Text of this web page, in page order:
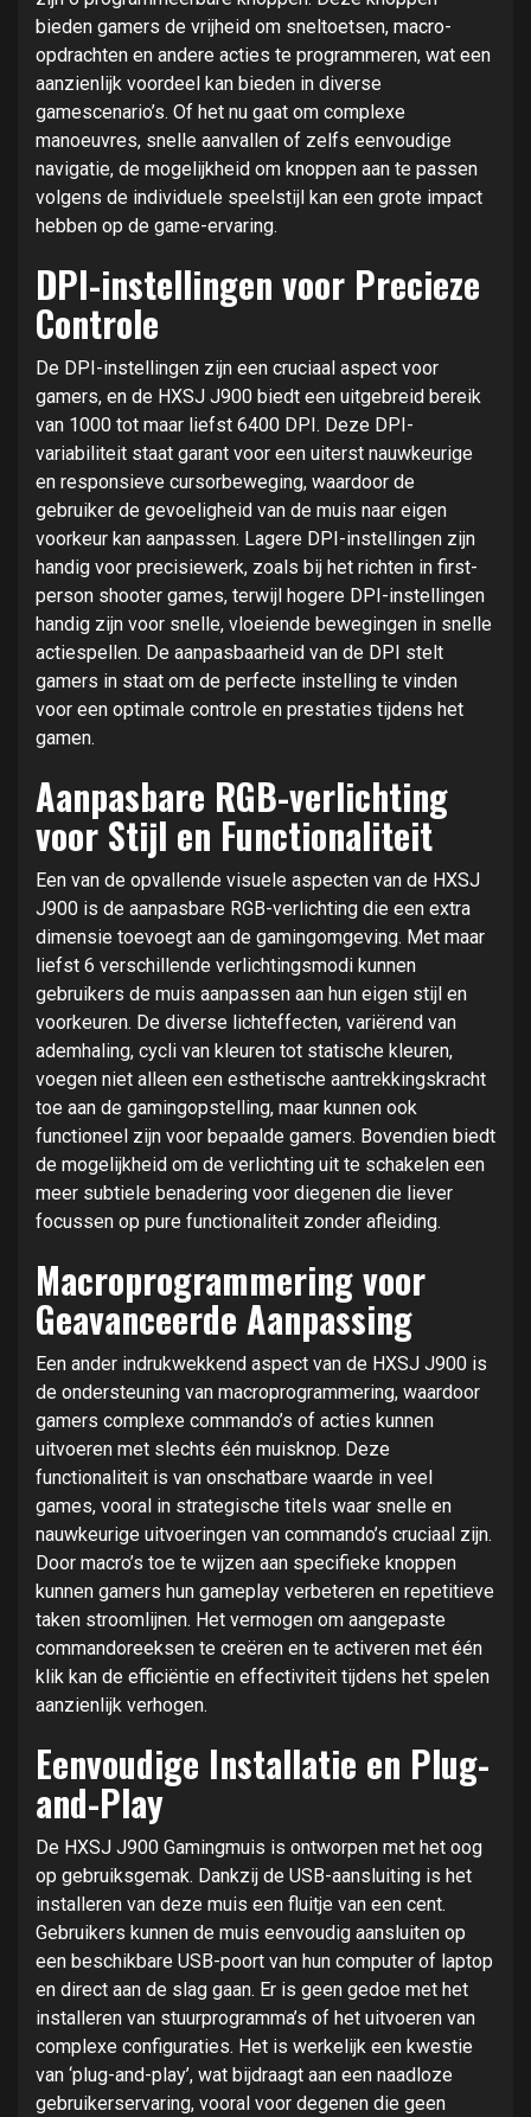
bieden gamers de vrijheid om sneltoetsen, macro-
opdrachten en andere acties te programmeren, wat een
aanzienlijk voordeel kan bieden in diverse
gamescenario’s. Of het nu gaat om complexe
manoeuvres, snelle aanvallen of zelfs eenvoudige
navigatie, de mogelijkheid om knoppen aan te passen
volgens de individuele speelstijl kan een grote impact
hebben op de game-ervaring.
DPI-instellingen voor Precieze
Controle
De DPI-instellingen zijn een cruciaal aspect voor
gamers, en de HXSJ J900 biedt een uitgebreid bereik
van 1000 tot maar liefst 6400 DPI. Deze DPI-
variabiliteit staat garant voor een uiterst nauwkeurige
en responsieve cursorbeweging, waardoor de
gebruiker de gevoeligheid van de muis naar eigen
voorkeur kan aanpassen. Lagere DPI-instellingen zijn
handig voor precisiewerk, zoals bij het richten in first-
person shooter games, terwijl hogere DPI-instellingen
handig zijn voor snelle, vloeiende bewegingen in snelle
actiespellen. De aanpasbaarheid van de DPI stelt
gamers in staat om de perfecte instelling te vinden
voor een optimale controle en prestaties tijdens het
gamen.
Aanpasbare RGB-verlichting
voor Stijl en Functionaliteit
Een van de opvallende visuele aspecten van de HXSJ
J900 is de aanpasbare RGB-verlichting die een extra
dimensie toevoegt aan de gamingomgeving. Met maar
liefst 6 verschillende verlichtingsmodi kunnen
gebruikers de muis aanpassen aan hun eigen stijl en
voorkeuren. De diverse lichteffecten, variërend van
ademhaling, cycli van kleuren tot statische kleuren,
voegen niet alleen een esthetische aantrekkingskracht
toe aan de gamingopstelling, maar kunnen ook
functioneel zijn voor bepaalde gamers. Bovendien biedt
de mogelijkheid om de verlichting uit te schakelen een
meer subtiele benadering voor diegenen die liever
focussen op pure functionaliteit zonder afleiding.
Macroprogrammering voor
Geavanceerde Aanpassing
Een ander indrukwekkend aspect van de HXSJ J900 is
de ondersteuning van macroprogrammering, waardoor
gamers complexe commando’s of acties kunnen
uitvoeren met slechts één muisknop. Deze
functionaliteit is van onschatbare waarde in veel
games, vooral in strategische titels waar snelle en
nauwkeurige uitvoeringen van commando’s cruciaal zijn.
Door macro’s toe te wijzen aan specifieke knoppen
kunnen gamers hun gameplay verbeteren en repetitieve
taken stroomlijnen. Het vermogen om aangepaste
commandoreeksen te creëren en te activeren met één
klik kan de efficiëntie en effectiviteit tijdens het spelen
aanzienlijk verhogen.
Eenvoudige Installatie en Plug-
and-Play
De HXSJ J900 Gamingmuis is ontworpen met het oog
op gebruiksgemak. Dankzij de USB-aansluiting is het
installeren van deze muis een fluitje van een cent.
Gebruikers kunnen de muis eenvoudig aansluiten op
een beschikbare USB-poort van hun computer of laptop
en direct aan de slag gaan. Er is geen gedoe met het
installeren van stuurprogramma’s of het uitvoeren van
complexe configuraties. Het is werkelijk een kwestie
van ‘plug-and-play’, wat bijdraagt aan een naadloze
gebruikerservaring, vooral voor degenen die geen